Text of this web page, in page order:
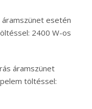
esetén
2400 W-os
áramszünet
töltéssel: